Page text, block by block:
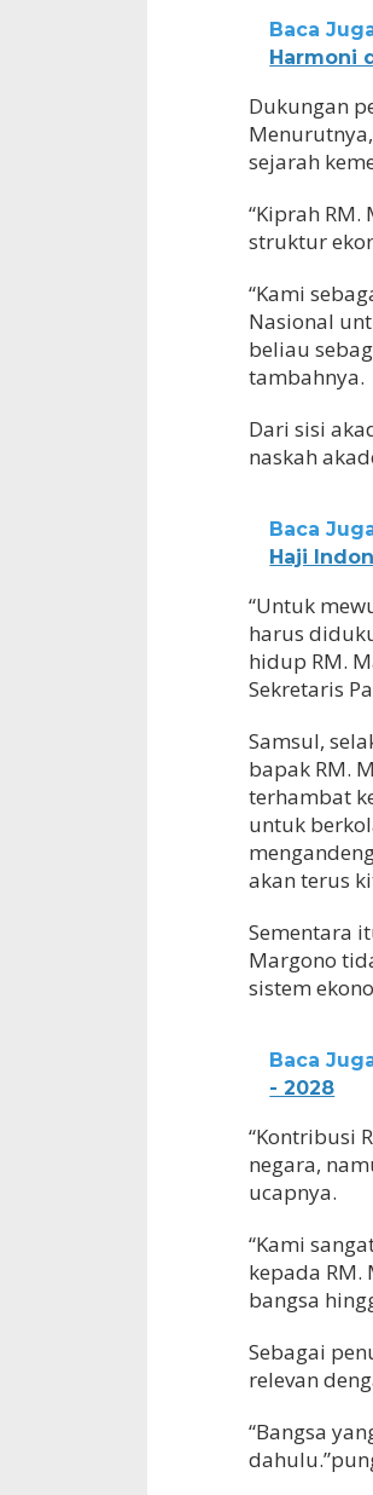
Baca
Harmoni
Dukungan
sejarah
“Kiprah
struktur
“Kami
Nasional
beliau
tambahnya.
Dari sisi
naskah
Baca
Haji
“Untuk
harus
hidup RM.
Sekretaris
Samsul,
bapak RM.
terhambat
untuk
akan terus
Sementara
Margono
sistem
Baca
- 2028
“Kontribusi
negara,
ucapnya.
“Kami
kepada
bangsa
Sebagai
relevan
“Bangsa